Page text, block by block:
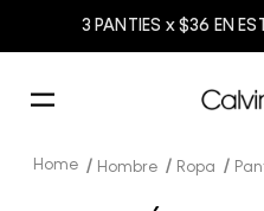
3 PANTIES x $36 EN
Hombre Ropa